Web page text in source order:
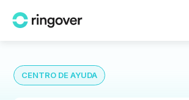
CENTRO DE AYUDA